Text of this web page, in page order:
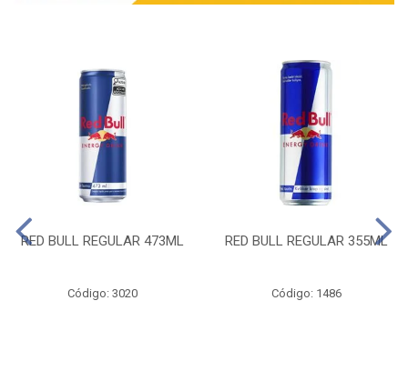
RED BULL REGULAR 473ML
Código: 3020
RED BULL REGULAR 355ML
Código: 1486